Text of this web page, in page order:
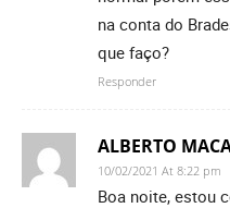
na conta do
que faço?
Responder
ALBERTO
10/02/2021 At 8:22 pm
Boa noite, estou